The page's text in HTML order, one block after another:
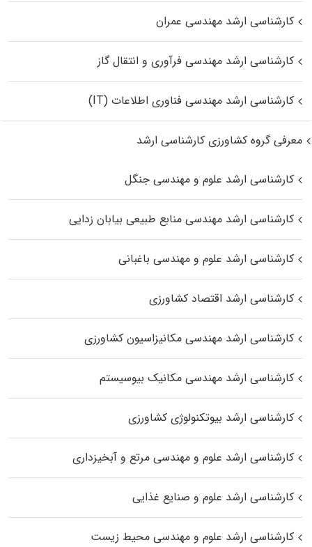
کارشناسی ارشد مهندسی عمران
کارشناسی ارشد مهندسی فرآوری و انتقال گاز
کارشناسی ارشد مهندسی فناوری اطلاعات (IT)
معرفی گروه کشاورزی کارشناسی ارشد
کارشناسی ارشد علوم و مهندسی جنگل
کارشناسی ارشد مهندسی منابع طبیعی بیابان زدایی
کارشناسی ارشد علوم و مهندسی باغبانی
کارشناسی ارشد اقتصاد کشاورزی
کارشناسی ارشد مهندسی مکانیزاسیون کشاورزی
کارشناسی ارشد مهندسی مکانیک بیوسیستم
کارشناسی ارشد بیوتکنولوژی کشاورزی
کارشناسی ارشد علوم و مهندسی مرتع و آبخیزداری
کارشناسی ارشد علوم و صنایع غذایی
کارشناسی ارشد علوم و مهندسی محیط زیست